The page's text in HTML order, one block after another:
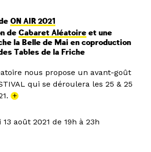
ON AIR 2021
de Cabaret Aléatoire et une
la Belle de Mai en coproduction
Tables de la Friche
nous propose un avant-goût
qui se déroulera les 25 & 25
+
août 2021 de 19h à 23h